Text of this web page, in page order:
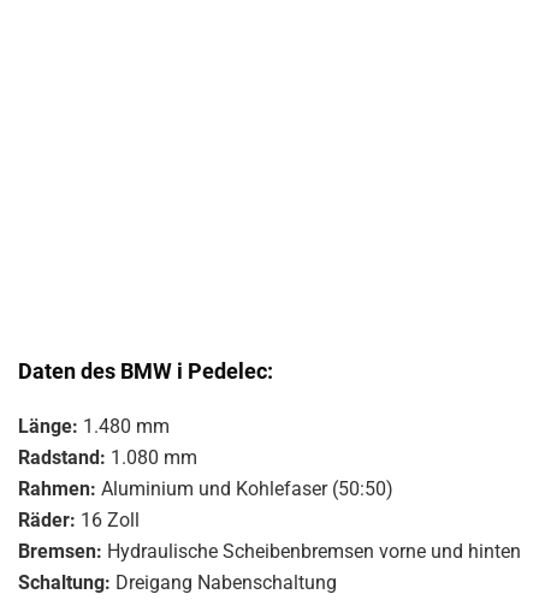
Daten des BMW i Pedelec:
Länge: 1.480 mm
Radstand: 1.080 mm
Rahmen: Aluminium und Kohlefaser (50:50)
Räder: 16 Zoll
Bremsen: Hydraulische Scheibenbremsen vorne und hinten
Schaltung: Dreigang Nabenschaltung